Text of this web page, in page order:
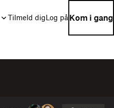
Tilmeld digLog på Kom i gang